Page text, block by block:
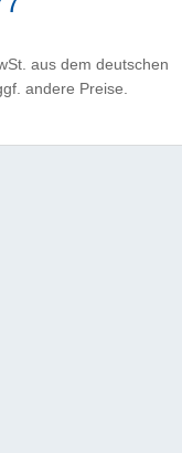
aus dem deutschen
andere Preise.